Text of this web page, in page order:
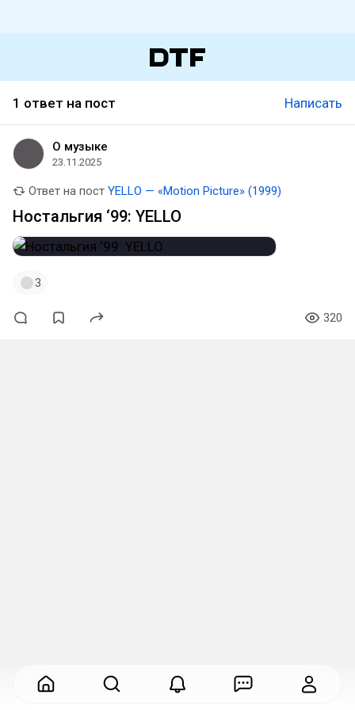
1 ответ на пост Написать
О музыке
23.11.2025
Ответ на пост YELLO — «Motion Picture» (1999)
Ностальгия ‘99: YELLO
3
320